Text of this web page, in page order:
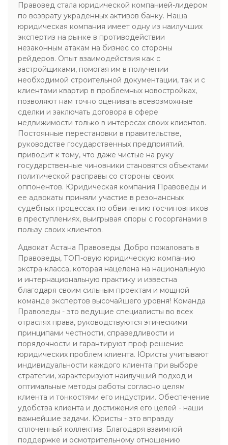
Правовед стала юридической компанией-лидером
по возврату украденных активов банку. Наша
юридическая компания имеет одну из наилучших
экспертиз на рынке в противодействии
незаконным атакам на бизнес со стороны
рейдеров. Опыт взаимодействия как с
застройщиками, помогая им в получении
необходимой строительной документации, так и с
клиентами квартир в проблемных новостройках,
позволяют нам точно оценивать всевозможные
сделки и заключать договора в сфере
недвижимости только в интересах своих клиентов.
Постоянные перестановки в правительстве,
руководстве государственных предприятий,
приводит к тому, что даже чистые на руку
государственные чиновники становятся объектами
политической расправы со стороны своих
оппонентов. Юридическая компания Правоведы и
ее адвокаты приняли участие в резонансных
судебных процессах по обвинению госчиновников
в преступлениях, выигрывая споры с госорганами в
пользу своих клиентов.
Адвокат Астана Правоведы. Добро пожаловать в
Правоведы, ТОП-овую юридическую компанию
экстра-класса, которая нацелена на национальную
и интернациональную практику и известна
благодаря своим сильным проектам и мощной
команде экспертов высочайшего уровня! Команда
Правоведы - это ведущие специалисты во всех
отраслях права, руководствуются этическими
принципами честности, справедливости и
порядочности и гарантируют проф решение
юридических проблем клиента. Юристы учитывают
индивидуальности каждого клиента при выборе
стратегии, характеризуют наилучший подход и
оптимальные методы работы согласно целям
клиента и тонкостями его индустрии. Обеспечение
удобства клиента и достижения его целей - наши
важнейшие задачи. Юристы - это вправду
сплоченный коллектив. Благодаря взаимной
поддержке и осмотрительному отношению